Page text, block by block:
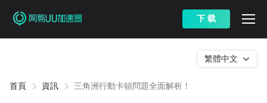
下 载
首頁 資訊 三角洲行動卡頓問題全面解析！
繁體中文